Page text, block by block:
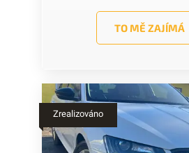
TO MĚ ZAJÍMÁ
Zrealizováno